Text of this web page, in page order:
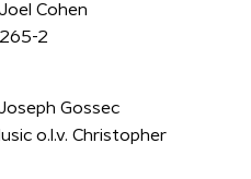
Cohen
2
Gossec
o.l.v. Christopher